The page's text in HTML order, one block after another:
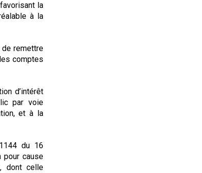
la
à la
de remettre
comptes
d’intérêt
par voie
et à la
du 16
pour cause
dont celle